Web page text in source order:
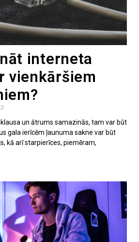
interneta
vienkāršiem
un ātrums samazinās, tam var būt
gala ierīcēm ļaunuma sakne var būt
kā arī starpierīces, piemēram,